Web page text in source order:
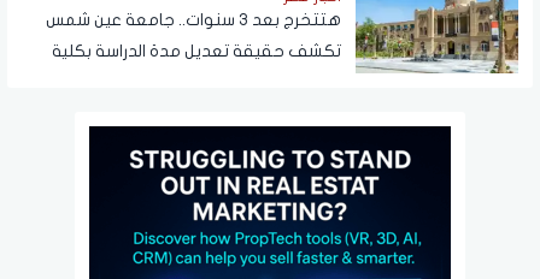
هتتخرج بعد 3 سنوات.. جامعة عين شمس
تكشف حقيقة تعديل مدة الدراسة بكلية